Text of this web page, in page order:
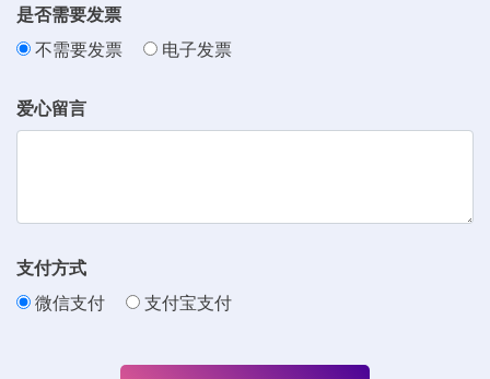
是否需要发票
不需要发票
电子发票
爱心留言
支付方式
微信支付
支付宝支付